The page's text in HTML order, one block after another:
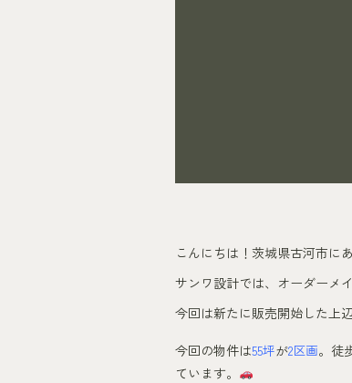
こんにちは！茨城県古河市に
サンワ設計では、オーダーメ
今回は新たに販売開始した上
今回の物件は55坪が2区画。徒
ています。